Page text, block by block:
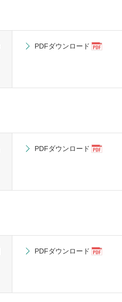
PDFダウンロード
PDFダウンロード
PDFダウンロード